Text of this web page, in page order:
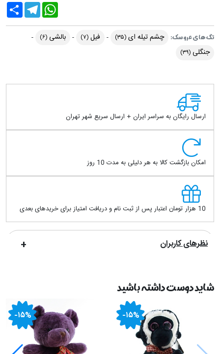
Share
TelegramWhatsApp
تگ های عروسک: چشم تیله ای (۳۵) فیل (۷) بالشی (۶)
جنگلی (۳۹)
ارسال رایگان به سراسر ایران + ارسال سریع شهر تهران
امکان بازگشت کالا به هر دلیلی به مدت 10 روز
10 هزار تومان اعتبار پس از ثبت نام و دریافت امتیاز برای خریدهای بعدی
نظرهای کاربران
شاید دوست داشته باشید
-۱۵% -۱۵%